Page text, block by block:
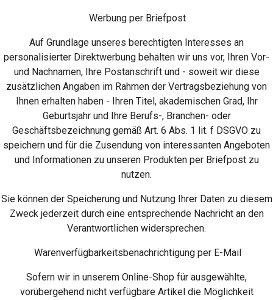
Werbung per Briefpost
Auf Grundlage unseres berechtigten Interesses an
personalisierter Direktwerbung behalten wir uns vor, Ihren Vor-
und Nachnamen, Ihre Postanschrift und - soweit wir diese
zusätzlichen Angaben im Rahmen der Vertragsbeziehung von
Ihnen erhalten haben - Ihren Titel, akademischen Grad, Ihr
Geburtsjahr und Ihre Berufs-, Branchen- oder
Geschäftsbezeichnung gemäß Art. 6 Abs. 1 lit. f DSGVO zu
speichern und für die Zusendung von interessanten Angeboten
und Informationen zu unseren Produkten per Briefpost zu
nutzen.
Sie können der Speicherung und Nutzung Ihrer Daten zu diesem
Zweck jederzeit durch eine entsprechende Nachricht an den
Verantwortlichen widersprechen.
Warenverfügbarkeitsbenachrichtigung per E-Mail
Sofern wir in unserem Online-Shop für ausgewählte,
vorübergehend nicht verfügbare Artikel die Möglichkeit